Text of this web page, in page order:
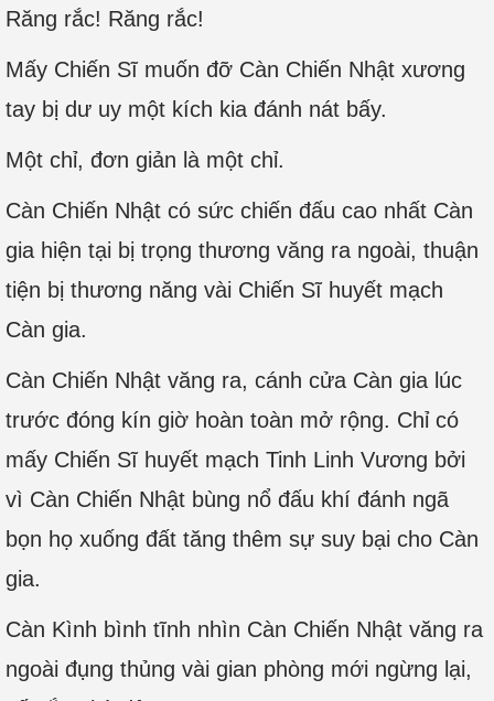
Răng rắc! Răng rắc!
Mấy Chiến Sĩ muốn đỡ Càn Chiến Nhật xương
tay bị dư uy một kích kia đánh nát bấy.
Một chỉ, đơn giản là một chỉ.
Càn Chiến Nhật có sức chiến đấu cao nhất Càn
gia hiện tại bị trọng thương văng ra ngoài, thuận
tiện bị thương năng vài Chiến Sĩ huyết mạch
Càn gia.
Càn Chiến Nhật văng ra, cánh cửa Càn gia lúc
trước đóng kín giờ hoàn toàn mở rộng. Chỉ có
mấy Chiến Sĩ huyết mạch Tinh Linh Vương bởi
vì Càn Chiến Nhật bùng nổ đấu khí đánh ngã
bọn họ xuống đất tăng thêm sự suy bại cho Càn
gia.
Càn Kình bình tĩnh nhìn Càn Chiến Nhật văng ra
ngoài đụng thủng vài gian phòng mới ngừng lại,